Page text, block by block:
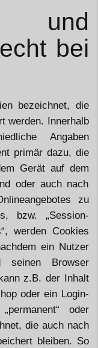
und
bei
bezeichnet, die
werden. Innerhalb
Angaben
primär dazu, die
Gerät auf dem
oder auch nach
zu
bzw. „Session-
werden Cookies
ein Nutzer
seinen Browser
z.B. der Inhalt
oder ein Login-
oder
die auch nach
bleiben. So